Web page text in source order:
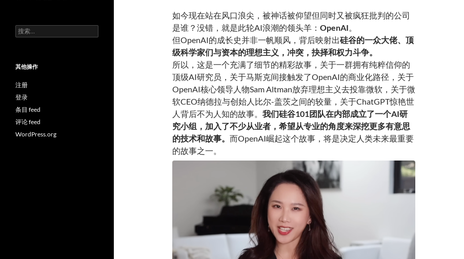
如今现在站在风口浪尖，被神话被仰望但同时又被疯狂批判的公司
是谁？没错，就是此轮AI浪潮的领头羊： OpenAI。
但OpenAI的成长史并非一帆顺风，背后映射出硅谷的一众大佬、顶
级科学家们与资本的理想主义，冲突，抉择和权力斗争。
所以，这是一个充满了细节的精彩故事，关于一群拥有纯粹信仰的
顶级AI研究员，关于马斯克间接触发了OpenAI的商业化路径，关于
OpenAI核心领导人物Sam Altman放弃理想主义去投靠微软，关于微
软CEO纳德拉与创始人比尔-盖茨之间的较量，关于ChatGPT惊艳世
人背后不为人知的故事。 我们硅谷101团队在内部成立了一个AI研
究小组 ，加入了不少从业者，希望从专业的角度来深挖更多有意思
的技术和故事。 而OpenAI崛起这个故事，将是决定人类未来最重要
的故事之一。
搜
索：
其他操作
注册
登录
条目 feed
评论 feed
WordPress.org